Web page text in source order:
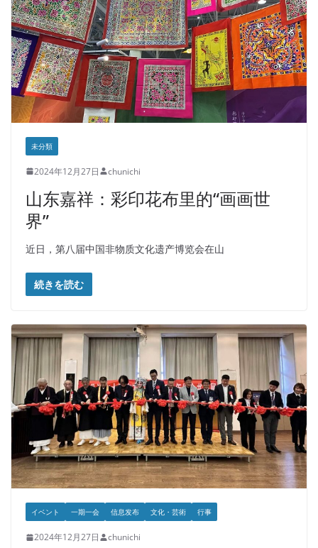
未分類
2024年12月27日 chunichi
山东嘉祥：彩印花布里的“画画世
界”
近日，第八届中国非物质文化遗产博览会在山
続きを読む
イベント 一期一会 信息发布 文化・芸術 行事
2024年12月27日 chunichi